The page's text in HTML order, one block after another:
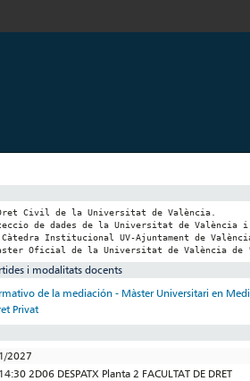
Civil de la Universitat de València.
de dades de la Universitat de València i
Institucional UV-Ajuntament de València
Oficial de la Universitat de València
i modalitats docents
de la mediación - Màster Universitari en
Privat
2027
2D06 DESPATX Planta 2 FACULTAT DE DRET